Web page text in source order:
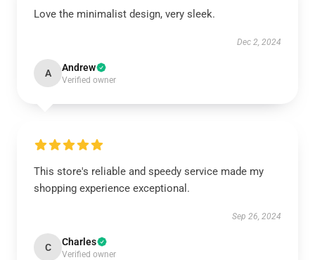
Love the minimalist design, very sleek.
Dec 2, 2024
A Andrew
Verified owner
This store's reliable and speedy service made my
shopping experience exceptional.
Sep 26, 2024
C Charles
Verified owner